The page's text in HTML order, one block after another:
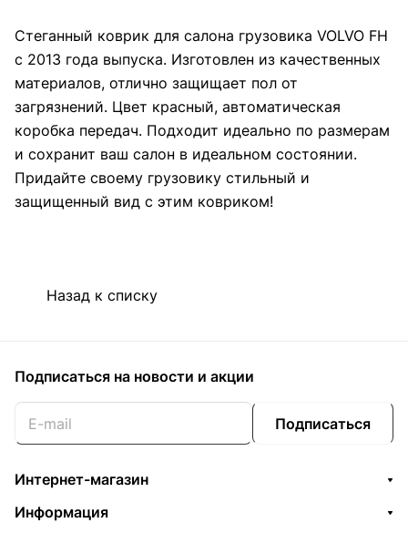
Стеганный коврик для салона грузовика VOLVO FH
с 2013 года выпуска. Изготовлен из качественных
материалов, отлично защищает пол от
загрязнений. Цвет красный, автоматическая
коробка передач. Подходит идеально по размерам
и сохранит ваш салон в идеальном состоянии.
Придайте своему грузовику стильный и
защищенный вид с этим ковриком!
Назад к списку
Подписаться на новости и акции
Подписаться
Интернет-магазин
Информация